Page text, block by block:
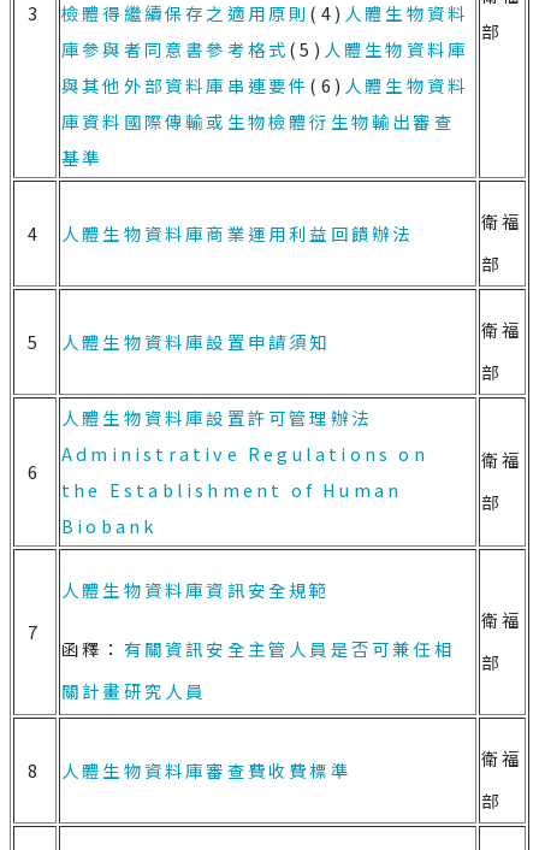
3
檢體得繼續保存之適用原則 (4) 人體生物資料
庫參與者同意書參考格式(5) 人體生物資料庫
與其他外部資料庫串連要件 (6) 人體生物資料
庫資料國際傳輸或生物檢體衍生物輸出審查
基準
部
4 人體生物資料庫商業運用利益回饋辦法
衛福
部
5 人體生物資料庫設置申請須知
衛福
部
6
人體生物資料庫設置許可管理辦法
Administrative Regulations on
the Establishment of Human
Biobank
衛福
部
7
人體生物資料庫資訊安全規範
函釋： 有關資訊安全主管人員是否可兼任相
關計畫研究人員
衛福
部
8 人體生物資料庫審查費收費標準
衛福
部